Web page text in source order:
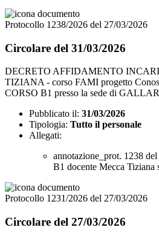
Protocollo 1238/2026 del 27/03/2026
Circolare del 31/03/2026
DECRETO AFFIDAMENTO
TIZIANA - corso FAMI progetto
CORSO B1 presso la sede di
Pubblicato il: 31/03/2026
Tipologia: Tutto il personale
Allegati:
annotazione_prot. 1238
B1 docente Mecca Tiziana
Protocollo 1231/2026 del 27/03/2026
Circolare del 27/03/2026